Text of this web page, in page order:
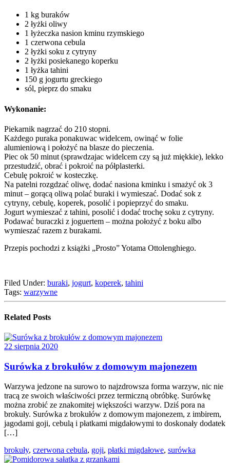
1 kg buraków
2 łyżki oliwy
1 łyżeczka nasion kminu rzymskiego
1 czerwona cebula
2 łyżki soku z cytryny
2 łyżki posiekanego koperku
1 łyżka tahini
150 g jogurtu greckiego
sól, pieprz do smaku
Wykonanie:
Piekarnik nagrzać do 210 stopni.
Każdego puraka ponakuwac widelcem, owinąć w folie
alumieniową i położyć na blasze do pieczenia.
Piec ok 50 minut (sprawdzajac widelcem czy są już miękkie), lekko
przestudzić, obrać i pokroić na półplasterki.
Cebulę pokroić w kosteczkę.
Na patelni rozgdzać oliwę, dodać nasiona kminku i smażyć ok 3
minut – gorącą oliwą polać buraki i wymieszać. Dodać sok z
cytryny, cebulę, koperek, posolić i popieprzyć do smaku.
Jogurt wymieszać z tahini, posolić i dodać trochę soku z cytryny.
Podawać buraczki z joguertem – można położyć z boku albo
wymieszać razem z burakami.
Przepis pochodzi z książki „Prosto” Yotama Ottolenghiego.
Filed Under: buraki, jogurt, koperek, tahini
Tags: warzywne
Related Posts
22 sierpnia 2020
Surówka z brokułów z domowym majonezem
Warzywa jedzone na surowo to najzdrowsza forma warzyw, nic nie
tracą ze swoich właściwości przez termiczną obróbkę. Surówkę
można zrobić ze znakomitej większości warzyw. Dziś pora na
brokuły. Surówka z brokułów z domowym majonezem, z imbirem,
jagodami goji, cebulą i płatkami migdałowymi to doskonały dodatek
[…]
brokuły, czerwona cebula, goji, płatki migdałowe, surówka